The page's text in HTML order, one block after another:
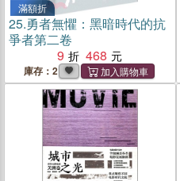
滿額折
25.勇者無懼：黑暗時代的抗
爭者第二卷
9
468
庫存：2